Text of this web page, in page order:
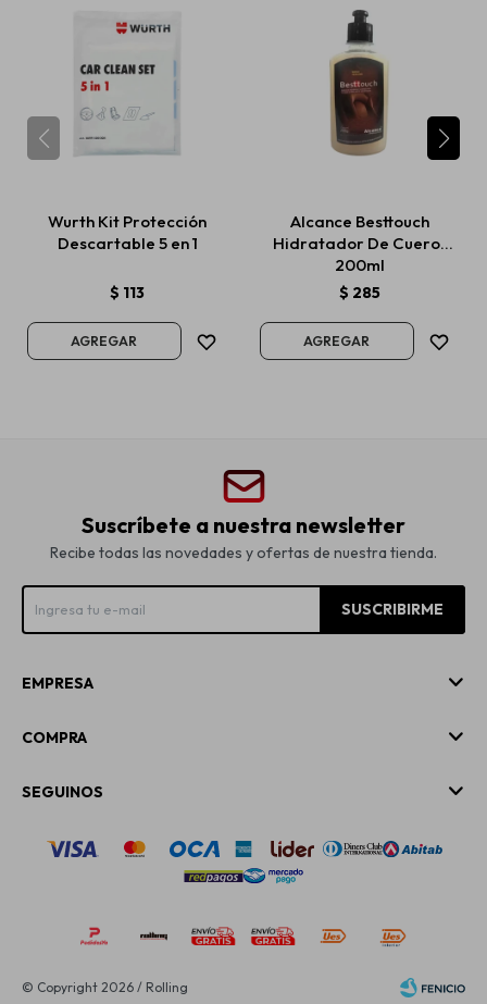
Wurth Kit Protección
Descartable 5 en 1
$ 113
Alcance Besttouch
Hidratador De Cueros
200ml
$ 285
Suscríbete a nuestra newsletter
Recibe todas las novedades y ofertas de nuestra tienda.
SUSCRIBIRME
EMPRESA
COMPRA
SEGUINOS
© Copyright 2026 / Rolling